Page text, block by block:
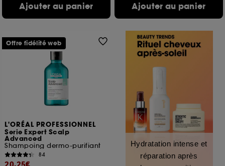
Ajouter au panier Ajouter au panier
L'ORÉAL PROFESSIONNEL
Serie Expert Scalp
Advanced
Shampoing dermo-purifiant
84
Offre fidélité web
Hydratation intense et
réparation après